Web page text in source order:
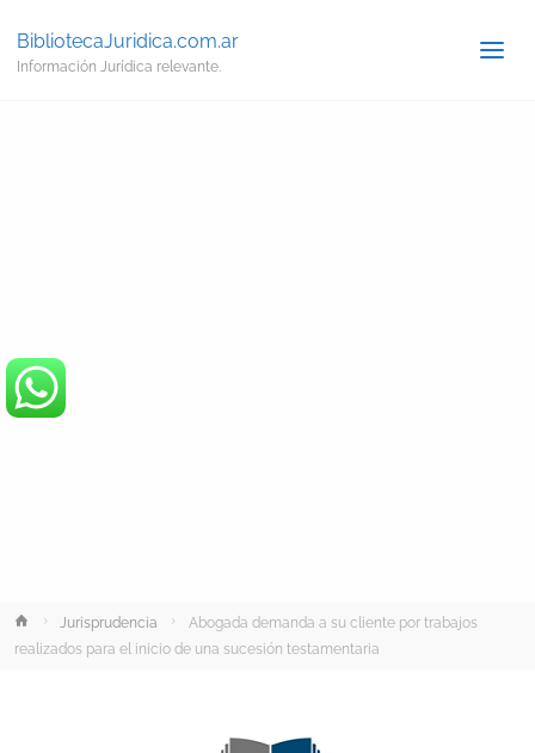
BibliotecaJuridica.com.ar
Información Jurídica relevante.
InicioJurisprudencia
Abogada demanda a su cliente por trabajos
realizados para el inicio de una sucesión testamentaria